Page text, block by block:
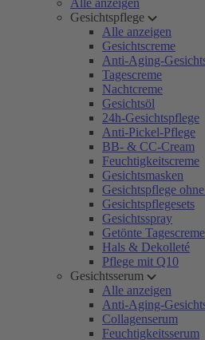
Alle anzeigen
Gesichtspflege
Alle anzeigen
Gesichtscreme
Anti-Aging-
Tagescreme
Nachtcreme
Gesichtsöl
24h-Gesichtspflege
Anti-Pickel-Pflege
BB- & CC-Cream
Feuchtigkeitscreme
Gesichtsmasken
Gesichtspflege
Gesichtspflegesets
Gesichtsspray
Getönte Tagescreme
Hals & Dekolleté
Pflege mit Q10
Gesichtsserum
Alle anzeigen
Anti-Aging-
Collagenserum
Feuchtigkeitsserum